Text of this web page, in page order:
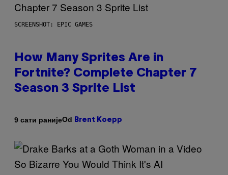
SCREENSHOT: EPIC GAMES
How Many Sprites Are in
Fortnite? Complete Chapter 7
Season 3 Sprite List
9 сати ранијеOd Brent Koepp